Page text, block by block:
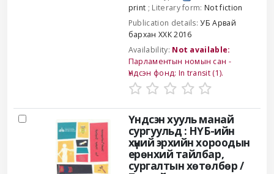
print ; Literary form:Not fiction
Publication details:УБ Арвай
бархан ХХК2016
Availability: Not available:
Парламентын номын сан -
Үндсэн фонд: In transit (1).
Үндсэн хууль манай
сургуульд : НҮБ-ийн
хүний эрхийн хороодын
ерөнхий тайлбар,
сургалтын хөтөлбөр /